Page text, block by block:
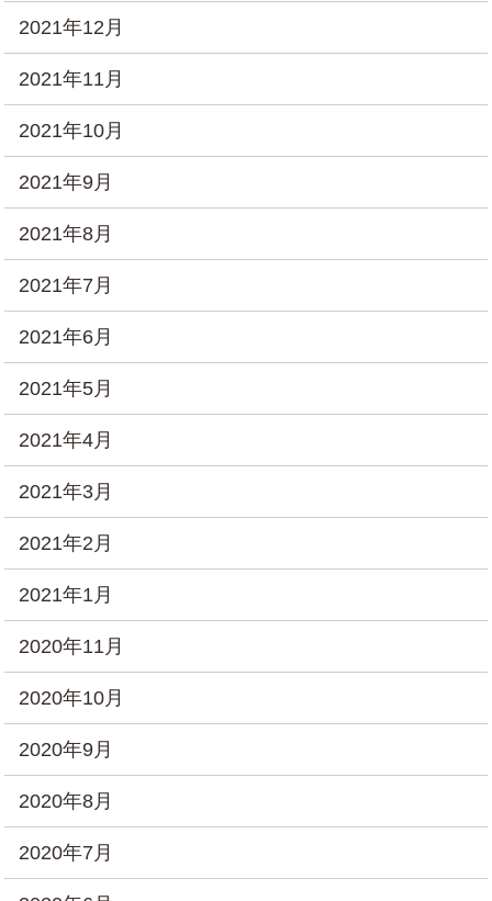
2021年12月
2021年11月
2021年10月
2021年9月
2021年8月
2021年7月
2021年6月
2021年5月
2021年4月
2021年3月
2021年2月
2021年1月
2020年11月
2020年10月
2020年9月
2020年8月
2020年7月